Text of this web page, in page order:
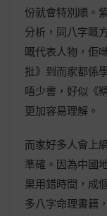
份就會特別順。
分析，同八字嘅
嘅代表人物，佢
批》到而家都係
唔少書，好似《
更加容易理解。
而家好多人會上
準確。因為中國
果用錯時間，成
多八字命理書籍